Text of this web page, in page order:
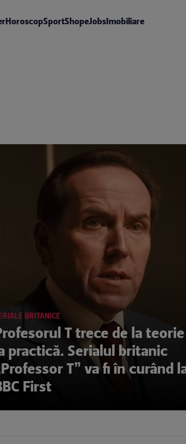
HoroscopSportShopeJobsImobiliare
BRITANICE
T trece de la teorie
practică. Serialul britanic
T” va fi în curând
First